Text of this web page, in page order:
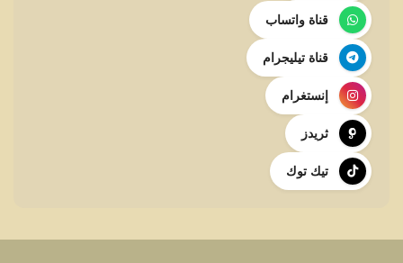
قناة واتساب
قناة تيليجرام
إنستغرام
ثريدز
تيك توك